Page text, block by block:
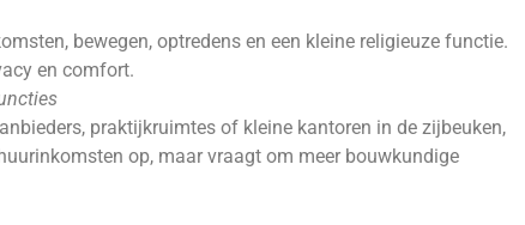
bewegen, optredens en een kleine religieuze functie.
en comfort.
praktijkruimtes of kleine kantoren in de zijbeuken,
op, maar vraagt om meer bouwkundige